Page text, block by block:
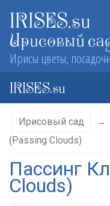
IRISES.su
Ирисовый
Ирисы цветы,
IRISES.su
Ирисовый сад →
(Passing Clouds)
Пассинг
Clouds)